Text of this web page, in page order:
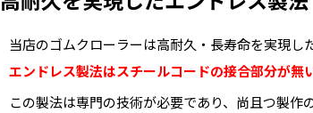
当店のゴムクローラーは高耐久・長寿命を実現し
エンドレス製法はスチールコードの接合部分が無
この製法は専門の技術が必要であり、尚且つ製